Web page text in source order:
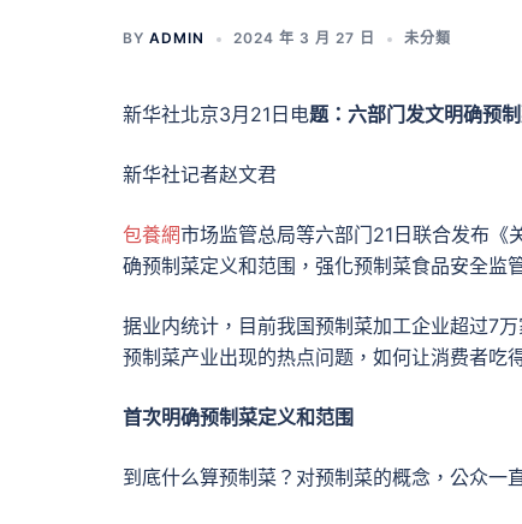
BY ADMIN 2024 年 3 月 27 日 未分類
新华社北京3月21日电题：六部门发文明确预
新华社记者赵文君
包養網市场监管总局等六部门21日联合发布《
确预制菜定义和范围，强化预制菜食品安全监
据业内统计，目前我国预制菜加工企业超过7
预制菜产业出现的热点问题，如何让消费者吃
首次明确预制菜定义和范围
到底什么算预制菜？对预制菜的概念，公众一